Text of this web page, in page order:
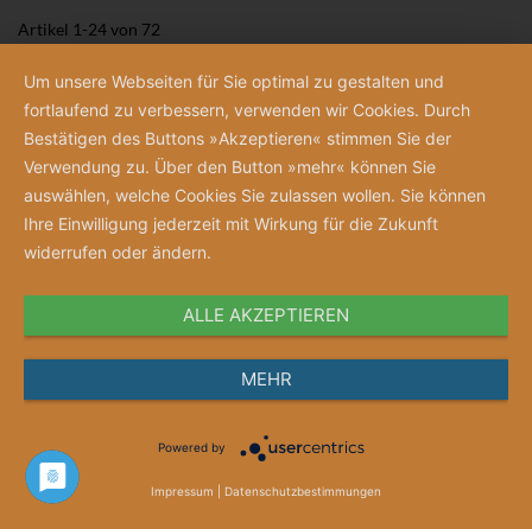
Artikel 1 -24von 72
>
Newsletter
Melden Sie sich jetzt an, um über
werden.
Um unsere Webseiten für Sie optimal zu gestalten und
fortlaufend zu verbessern, verwenden wir Cookies. Durch
Bestätigen des Buttons »Akzeptieren« stimmen Sie der
Verwendung zu. Über den Button »mehr« können Sie
auswählen, welche Cookies Sie zulassen wollen. Sie können
Ihre Einwilligung jederzeit mit Wirkung für die Zukunft
widerrufen oder ändern.
ALLE AKZEPTIEREN
MEHR
Powered by
Impressum Datenschutzbestimmungen